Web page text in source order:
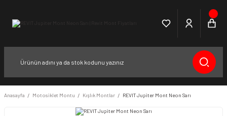
Anasayfa Motosiklet Montu Kışlık Montlar REVIT Jupiter Mont Neon Sarı